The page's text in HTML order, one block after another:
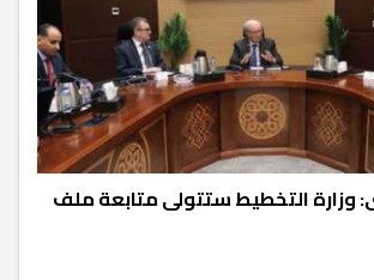
التخطيط ستتولى متابعة ملف